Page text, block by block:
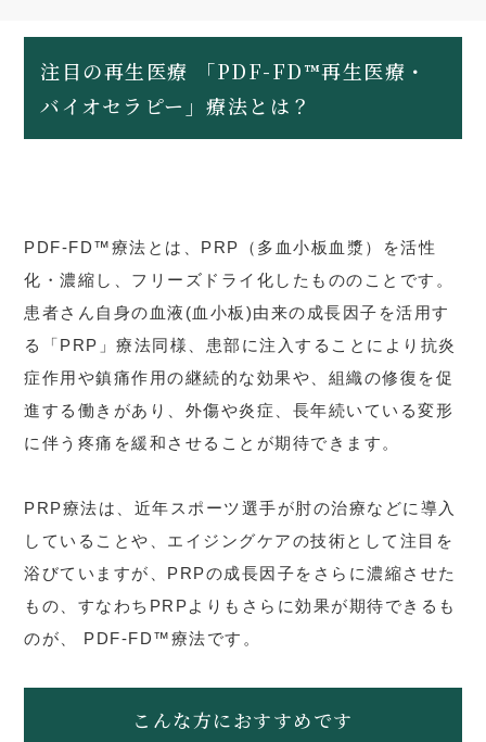
注目の再生医療 「PDF-FD™再生医療・
バイオセラピー」療法とは？
PDF-FD™療法とは、PRP（多血小板血漿）を活性
化・濃縮し、フリーズドライ化したもののことです。
患者さん自身の血液(血小板)由来の成長因子を活用す
る「PRP」療法同様、患部に注入することにより抗炎
症作用や鎮痛作用の継続的な効果や、組織の修復を促
進する働きがあり、外傷や炎症、長年続いている変形
に伴う疼痛を緩和させることが期待できます。
PRP療法は、近年スポーツ選手が肘の治療などに導入
していることや、エイジングケアの技術として注目を
浴びていますが、PRPの成長因子をさらに濃縮させた
もの、すなわちPRPよりもさらに効果が期待できるも
のが、 PDF-FD™療法です。
こんな方におすすめです